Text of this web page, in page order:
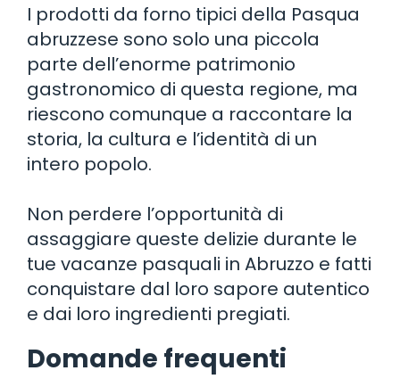
I prodotti da forno tipici della Pasqua
abruzzese sono solo una piccola
parte dell’enorme patrimonio
gastronomico di questa regione, ma
riescono comunque a raccontare la
storia, la cultura e l’identità di un
intero popolo.
Non perdere l’opportunità di
assaggiare queste delizie durante le
tue vacanze pasquali in Abruzzo e fatti
conquistare dal loro sapore autentico
e dai loro ingredienti pregiati.
Domande frequenti